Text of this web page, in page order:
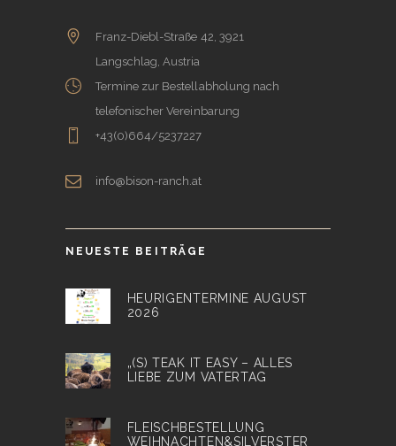
Franz-Diebl-Straße 42, 3921
Langschlag, Austria
Termine zur Bestellabholung nach
telefonischer Vereinbarung
+43(0)664/5237227
info@bison-ranch.at
NEUESTE BEITRÄGE
HEURIGENTERMINE AUGUST
2026
„(S) TEAK IT EASY – ALLES
LIEBE ZUM VATERTAG
FLEISCHBESTELLUNG
WEIHNACHTEN&SILVERSTER